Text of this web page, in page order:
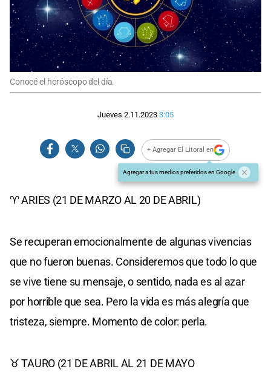
Conocé el horóscopo del día.
Jueves 2.11.2023 3:05
+ Agregar El Litoral en
Agregar a tus medios preferidos en Google
♈ ARIES (21 DE MARZO AL 20 DE ABRIL)
Se recuperan emocionalmente de algunas vivencias
que no fueron buenas. Consideremos que todo lo que
se vive tiene su mensaje, o sentido, nada es al azar
por horrible que sea. Pero la vida es más alegría que
tristeza, siempre. Momento de color: perla.
♉ TAURO (21 DE ABRIL AL 21 DE MAYO